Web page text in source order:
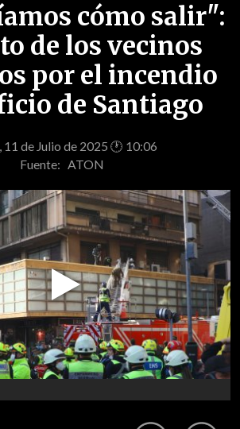
cómo salir":
de los vecinos
por el incendio
de Santiago
de Julio de 2025 🕐 10:06
Fuente: ATON
Play
Video